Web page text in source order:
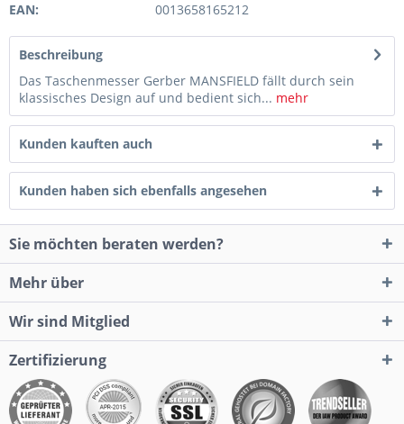
EAN:
0013658165212
Beschreibung
Das Taschenmesser Gerber MANSFIELD fällt durch sein
klassisches Design auf und bedient sich... mehr
Kunden kauften auch
Kunden haben sich ebenfalls angesehen
Sie möchten beraten werden?
Mehr über
Wir sind Mitglied
Zertifizierung